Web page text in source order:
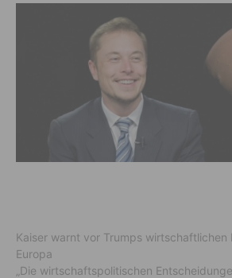
Kaiser warnt vor Trumps wirtschaftlichen
Europa
„Die wirtschaftspolitischen